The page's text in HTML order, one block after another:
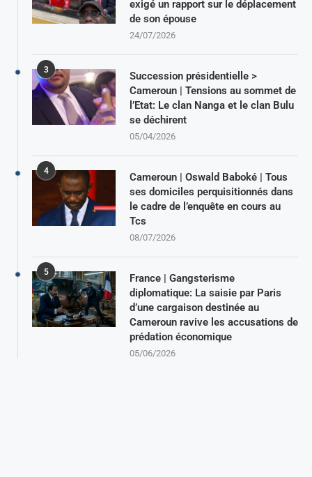
exigé un rapport sur le déplacement
de son épouse
24/07/2026
3
Succession présidentielle >
Cameroun | Tensions au sommet de
l’Etat: Le clan Nanga et le clan Bulu
se déchirent
05/04/2026
4
Cameroun | Oswald Baboké | Tous
ses domiciles perquisitionnés dans
le cadre de l’enquête en cours au
Tcs
08/07/2026
5
France | Gangsterisme
diplomatique: La saisie par Paris
d’une cargaison destinée au
Cameroun ravive les accusations de
prédation économique
05/06/2026